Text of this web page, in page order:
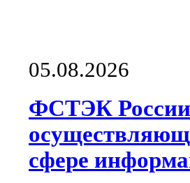
05.08.2026
ФСТЭК России
сфере